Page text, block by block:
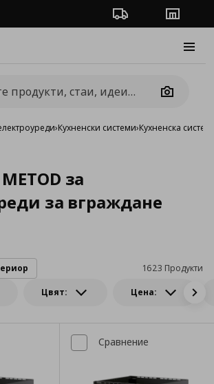
Проследяване на
Camera
›Кухненски системи›Кухненска
за
за вграждане
Цвят: Цена:
1623 Продукти
Сравнение